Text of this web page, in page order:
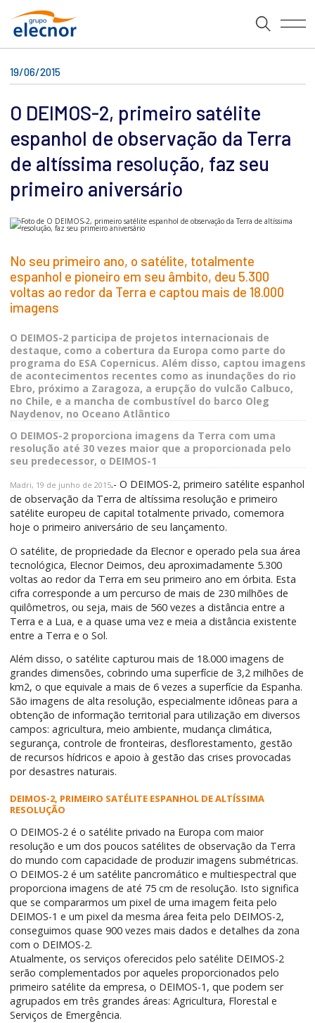
19/06/2015
O DEIMOS-2, primeiro satélite
espanhol de observação da Terra
de altíssima resolução, faz seu
primeiro aniversário
No seu primeiro ano, o satélite, totalmente
espanhol e pioneiro em seu âmbito, deu 5.300
voltas ao redor da Terra e captou mais de 18.000
imagens
O DEIMOS-2 participa de projetos internacionais de
destaque, como a cobertura da Europa como parte do
programa do ESA Copernicus. Além disso, captou imagens
de acontecimentos recentes como as inundações do rio
Ebro, próximo a Zaragoza, a erupção do vulcão Calbuco,
no Chile, e a mancha de combustível do barco Oleg
Naydenov, no Oceano Atlântico
O DEIMOS-2 proporciona imagens da Terra com uma
resolução até 30 vezes maior que a proporcionada pelo
seu predecessor, o DEIMOS-1
Madri, 19 de junho de 2015.- O DEIMOS-2, primeiro satélite espanhol
de observação da Terra de altíssima resolução e primeiro
satélite europeu de capital totalmente privado, comemora
hoje o primeiro aniversário de seu lançamento.
O satélite, de propriedade da Elecnor e operado pela sua área
tecnológica, Elecnor Deimos, deu aproximadamente 5.300
voltas ao redor da Terra em seu primeiro ano em órbita. Esta
cifra corresponde a um percurso de mais de 230 milhões de
quilômetros, ou seja, mais de 560 vezes a distância entre a
Terra e a Lua, e a quase uma vez e meia a distância existente
entre a Terra e o Sol.
Além disso, o satélite capturou mais de 18.000 imagens de
grandes dimensões, cobrindo uma superfície de 3,2 milhões de
km2, o que equivale a mais de 6 vezes a superfície da Espanha.
São imagens de alta resolução, especialmente idôneas para a
obtenção de informação territorial para utilização em diversos
campos: agricultura, meio ambiente, mudança climática,
segurança, controle de fronteiras, desflorestamento, gestão
de recursos hídricos e apoio à gestão das crises provocadas
por desastres naturais.
DEIMOS-2, PRIMEIRO SATÉLITE ESPANHOL DE ALTÍSSIMA
RESOLUÇÃO
O DEIMOS-2 é o satélite privado na Europa com maior
resolução e um dos poucos satélites de observação da Terra
do mundo com capacidade de produzir imagens submétricas.
O DEIMOS-2 é um satélite pancromático e multiespectral que
proporciona imagens de até 75 cm de resolução. Isto significa
que se compararmos um pixel de uma imagem feita pelo
DEIMOS-1 e um pixel da mesma área feita pelo DEIMOS-2,
conseguimos quase 900 vezes mais dados e detalhes da zona
com o DEIMOS-2.
Atualmente, os serviços oferecidos pelo satélite DEIMOS-2
serão complementados por aqueles proporcionados pelo
primeiro satélite da empresa, o DEIMOS-1, que podem ser
agrupados em três grandes áreas: Agricultura, Florestal e
Serviços de Emergência.